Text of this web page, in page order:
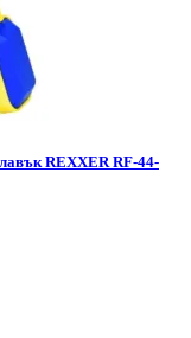
REXXER RF-44-